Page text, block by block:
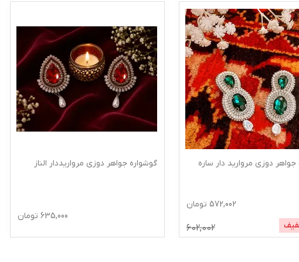
جواهر دوزی مرواریددار الناز گوشواره درباری دوزی شاینا
685,000 تومان